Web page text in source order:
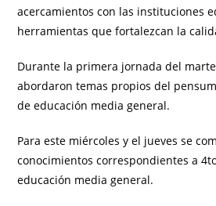
acercamientos con las instituciones
herramientas que fortalezcan la
Durante la primera jornada del
abordaron temas propios del
de educación media general.
Para este miércoles y el jueves se
conocimientos correspondientes a
educación media general.